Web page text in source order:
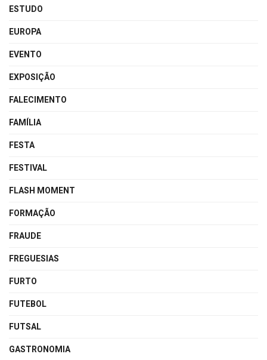
ESTUDO
EUROPA
EVENTO
EXPOSIÇÃO
FALECIMENTO
FAMÍLIA
FESTA
FESTIVAL
FLASH MOMENT
FORMAÇÃO
FRAUDE
FREGUESIAS
FURTO
FUTEBOL
FUTSAL
GASTRONOMIA